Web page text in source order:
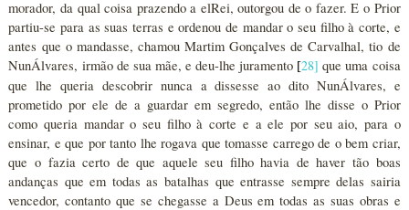
morador, da qual coisa prazendo a elRei, outorgou de o fazer. E o Prior
partiu-se para as suas terras e ordenou de mandar o seu filho à corte, e
antes que o mandasse, chamou Martim Gonçalves de Carvalhal, tio de
NunÁlvares, irmão de sua mãe, e deu-lhe juramento [28] que uma coisa
que lhe queria descobrir nunca a dissesse ao dito NunÁlvares, e
prometido por ele de a guardar em segredo, então lhe disse o Prior
como queria mandar o seu filho à corte e a ele por seu aio, para o
ensinar, e que por tanto lhe rogava que tomasse carrego de o bem criar,
que o fazia certo de que aquele seu filho havia de haver tão boas
andanças que em todas as batalhas que entrasse sempre delas sairia
vencedor, contanto que se chegasse a Deus em todas as suas obras e